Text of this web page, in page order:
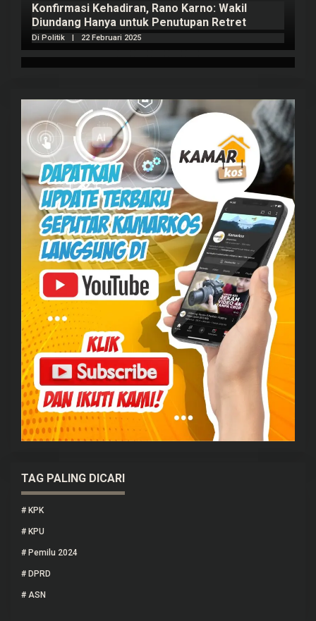
Konfirmasi Kehadiran, Rano Karno: Wakil
Diundang Hanya untuk Penutupan Retret
Di Politik 22 Februari 2025
TAG PALING DICARI
# KPK
# KPU
# Pemilu 2024
# DPRD
# ASN